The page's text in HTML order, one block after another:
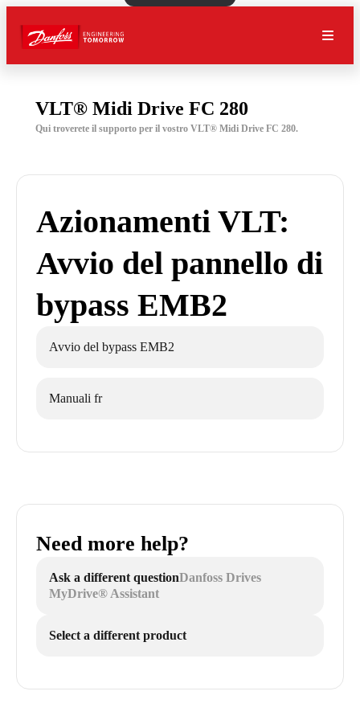
VLT® Midi Drive FC 280
Qui troverete il supporto per il vostro VLT® Midi Drive FC 280.
Azionamenti VLT:
Avvio del pannello di
bypass EMB2
Avvio del bypass EMB2
Manuali fr
Need more help?
Ask a different questionDanfoss Drives
MyDrive® Assistant
Select a different product